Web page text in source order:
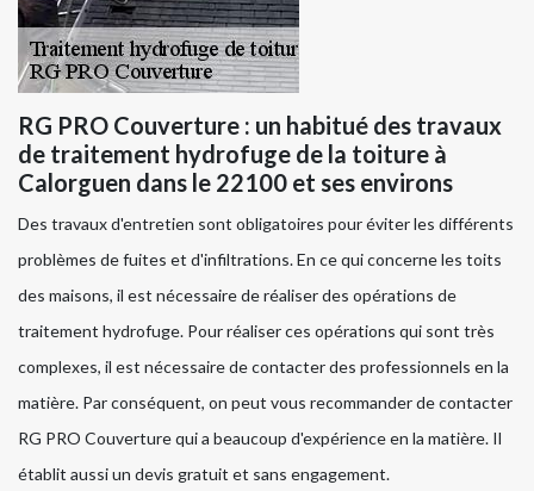
RG PRO Couverture : un habitué des travaux
de traitement hydrofuge de la toiture à
Calorguen dans le 22100 et ses environs
Des travaux d'entretien sont obligatoires pour éviter les différents
problèmes de fuites et d'infiltrations. En ce qui concerne les toits
des maisons, il est nécessaire de réaliser des opérations de
traitement hydrofuge. Pour réaliser ces opérations qui sont très
complexes, il est nécessaire de contacter des professionnels en la
matière. Par conséquent, on peut vous recommander de contacter
RG PRO Couverture qui a beaucoup d'expérience en la matière. Il
établit aussi un devis gratuit et sans engagement.